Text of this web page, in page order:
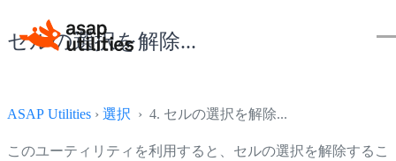
セルの選択を解除...
ASAP Utilities › 選択 › 4. セルの選択を解除...
このユーティリティを利用すると、セルの選択を解除するこ